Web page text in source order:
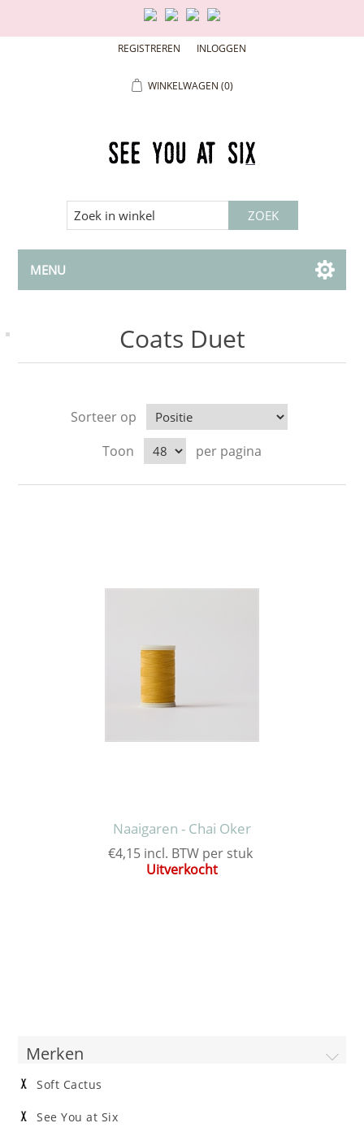
REGISTREREN INLOGGEN
WINKELWAGEN (0)
MENU
Coats Duet
Sorteer op
Toon
per pagina
Naaigaren - Chai Oker
€4,15 incl. BTW per stuk
Uitverkocht
Merken
Soft Cactus
See You at Six